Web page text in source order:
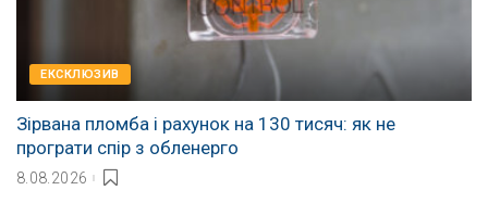
EКСКЛЮЗИВ
Зірвана пломба і рахунок на 130 тисяч: як не
програти спір з обленерго
8.08.2026